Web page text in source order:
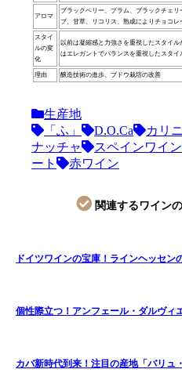
アロマ
ブラックベリー、プラム、ブラックチェリ
ブ、甘草、リコリス、熟成によりチョコレ
スタイ
ルの変
化
以前は凝縮感と力強さを重視したスタイ
はエレガントでバランスを重視したスタイ
理由 醸造技術の進歩、ブドウ栽培の改善
生産地
「ふ」
D.O.Ca カリ
ナッチャ
スペインワイン
ート
赤ワイン
関連するワイン
ドイツワインの宝庫！ラインヘッセン
個性際立つ！アンフェール・ダルヴィ
カバ新時代到来！注目の産地「バリュ